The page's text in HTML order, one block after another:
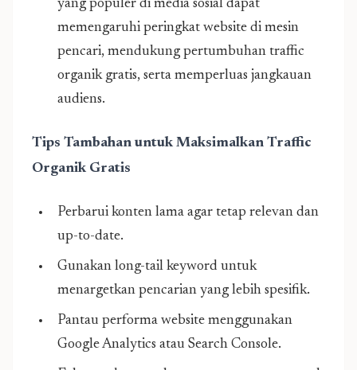
yang populer di media sosial dapat
memengaruhi peringkat website di mesin
pencari, mendukung pertumbuhan traffic
organik gratis, serta memperluas jangkauan
audiens.
Tips Tambahan untuk Maksimalkan Traffic
Organik Gratis
Perbarui konten lama agar tetap relevan dan
up-to-date.
Gunakan long-tail keyword untuk
menargetkan pencarian yang lebih spesifik.
Pantau performa website menggunakan
Google Analytics atau Search Console.